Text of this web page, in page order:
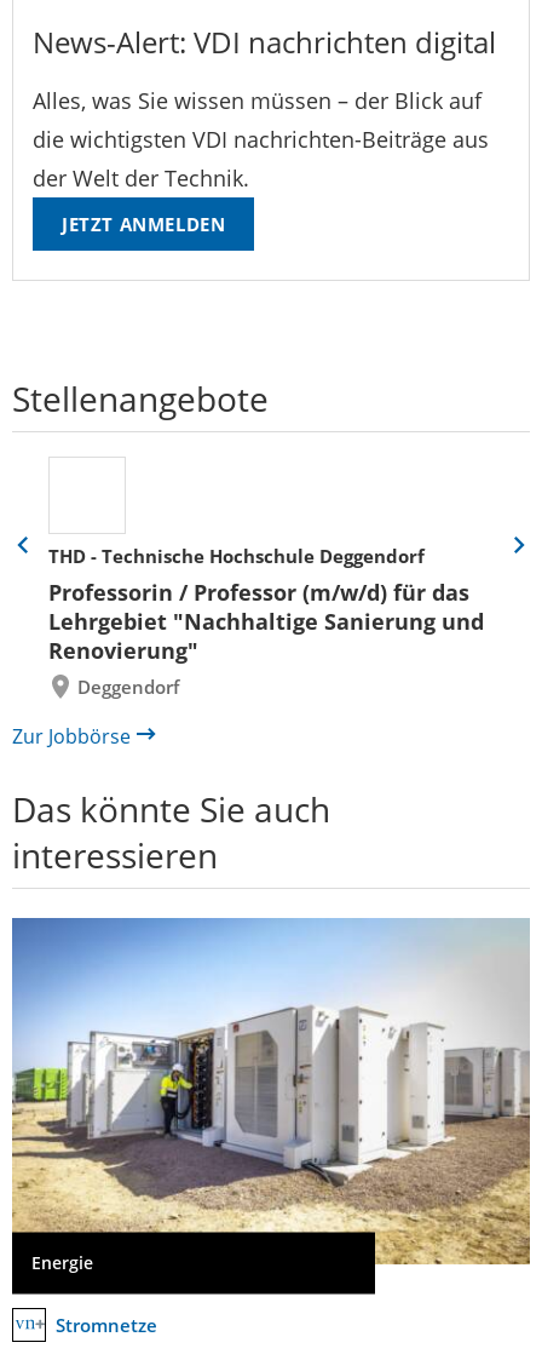
News-Alert: VDI nachrichten digital
Alles, was Sie wissen müssen – der Blick auf
die wichtigsten VDI nachrichten-Beiträge aus
der Welt der Technik.
JETZT ANMELDEN
Stellenangebote
THD - Technische Hochschule Deggendorf
Professorin / Professor (m/w/d) für das
Lehrgebiet "Nachhaltige Sanierung und
Renovierung"
Deggendorf
Eine
zurück
Eine
Zur Jobbörse
Das könnte Sie auch
interessieren
Energie
Stromnetze